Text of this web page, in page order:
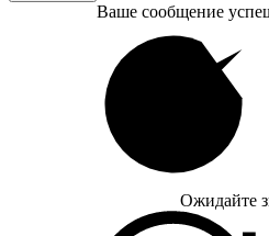
Ваше сообщение
Ожидайте